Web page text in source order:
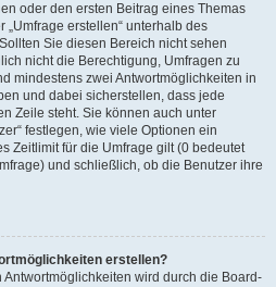
oder den ersten Beitrag eines Themas
erstellen“ unterhalb des
Sie diesen Bereich nicht sehen
nicht die Berechtigung, Umfragen zu
mindestens zwei Antwortmöglichkeiten in
und dabei sicherstellen, dass jede
Zeile steht. Sie können auch unter
festlegen, wie viele Optionen ein
Zeitlimit für die Umfrage gilt (0 bedeutet
und schließlich, ob die Benutzer ihre
erstellen?
wird durch die Board-